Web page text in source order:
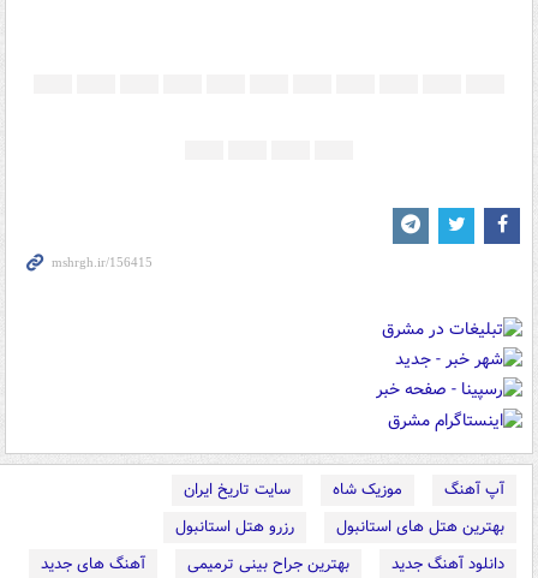
آپ آهنگ موزیک شاه
سایت تاریخ ایران
بهترین هتل های استانبول
رزرو هتل استانبول
دانلود آهنگ جدید
بهترین جراح بینی ترمیمی
آهنگ های جدید